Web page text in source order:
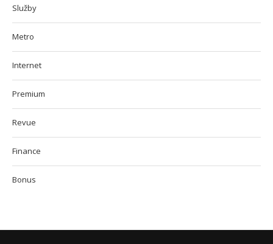
Služby
Metro
Internet
Premium
Revue
Finance
Bonus